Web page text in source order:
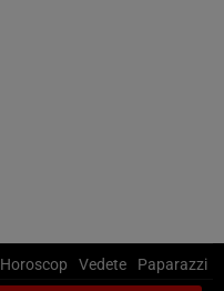
Horoscop Vedete Paparazzi